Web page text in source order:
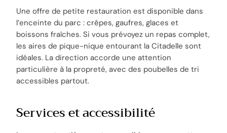
Une offre de petite restauration est disponible dans
l’enceinte du parc : crêpes, gaufres, glaces et
boissons fraîches. Si vous prévoyez un repas complet,
les aires de pique-nique entourant la Citadelle sont
idéales. La direction accorde une attention
particulière à la propreté, avec des poubelles de tri
accessibles partout.
Services et accessibilité